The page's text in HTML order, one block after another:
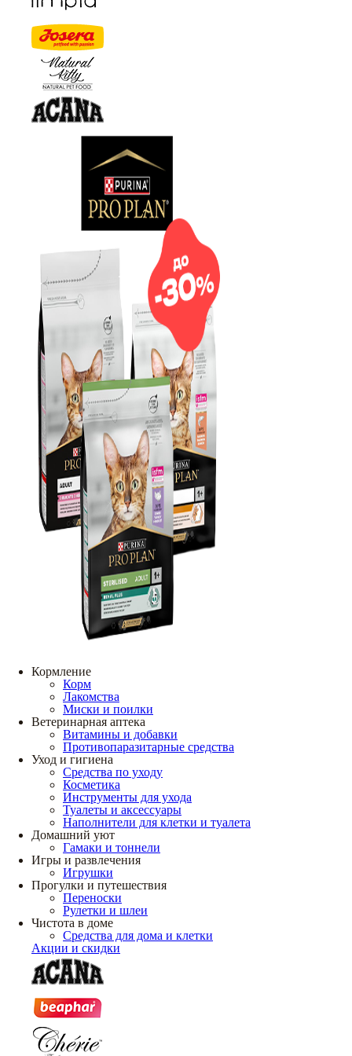
Кормление
Корм
Лакомства
Миски и поилки
Ветеринарная аптека
Витамины и добавки
Противопаразитарные средства
Уход и гигиена
Средства по уходу
Косметика
Инструменты для ухода
Туалеты и аксессуары
Наполнители для клетки и туалета
Домашний уют
Гамаки и тоннели
Игры и развлечения
Игрушки
Прогулки и путешествия
Переноски
Рулетки и шлеи
Чистота в доме
Средства для дома и клетки
Акции и скидки